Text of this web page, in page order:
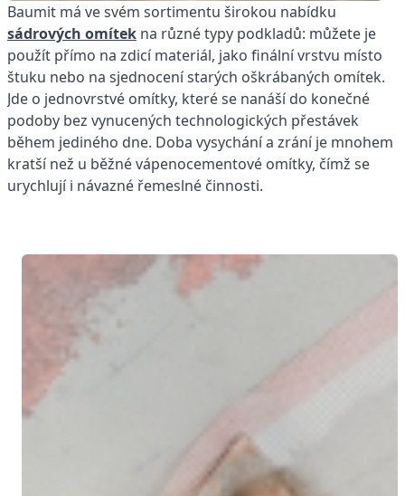
Baumit má ve svém sortimentu širokou nabídku
sádrových omítek na různé typy podkladů: můžete je
použít přímo na zdicí materiál, jako finální vrstvu místo
štuku nebo na sjednocení starých oškrábaných omítek.
Jde o jednovrstvé omítky, které se nanáší do konečné
podoby bez vynucených technologických přestávek
během jediného dne. Doba vysychání a zrání je mnohem
kratší než u běžné vápenocementové omítky, čímž se
urychlují i návazné řemeslné činnosti.